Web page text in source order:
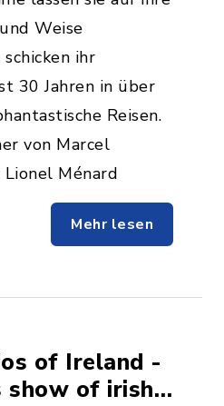
Weise
ihr
30 Jahren in über
Reisen.
von Marcel
Lionel Ménard
Mehr lesen
of Ireland -
show of irish